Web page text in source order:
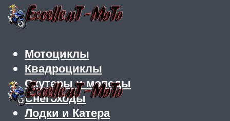
Мотоциклы
Квадроциклы
Скутеры и мопеды
Снегоходы
Лодки и Катера